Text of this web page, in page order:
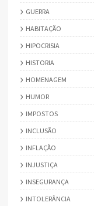
GUERRA
HABITAÇÃO
HIPOCRISIA
HISTORIA
HOMENAGEM
HUMOR
IMPOSTOS
INCLUSÃO
INFLAÇÃO
INJUSTIÇA
INSEGURANÇA
INTOLERÂNCIA